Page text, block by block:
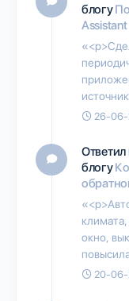
блогу
Assistant
26-06-
блогу
окно,
20-06-